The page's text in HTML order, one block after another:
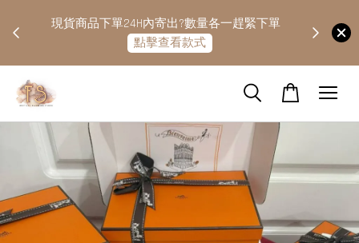
現貨商品下單24H內寄出?數量各一趕緊下單
點擊查看款式